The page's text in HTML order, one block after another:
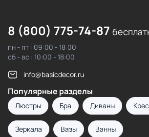
8 (800) 775-74-87
пн - пт : 09:00 - 18:00
сб - вс : 10:00 - 18:00
info@basicdecor.ru
Популярные разделы
Люстры Бра Диваны
Зеркала Вазы Ванны